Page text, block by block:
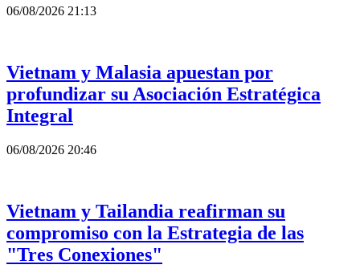
06/08/2026 21:13
Vietnam y Malasia apuestan por
profundizar su Asociación Estratégica
Integral
06/08/2026 20:46
Vietnam y Tailandia reafirman su
compromiso con la Estrategia de las
"Tres Conexiones"